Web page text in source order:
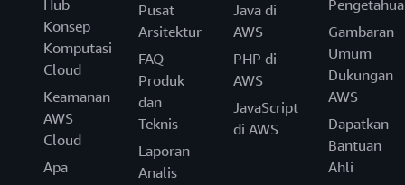
Hub
Konsep
Komputasi
Cloud
Keamanan
AWS
Cloud
Apa
Pusat
Arsitektur
FAQ
Produk
dan
Teknis
Laporan
Analis
Java di
AWS
PHP di
AWS
JavaScript
di AWS
Gambaran
Umum
Dukungan
AWS
Dapatkan
Bantuan
Ahli